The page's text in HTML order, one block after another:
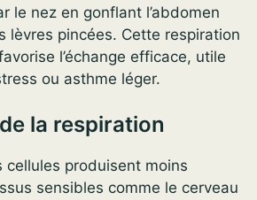
le nez en gonflant l’abdomen
lèvres pincées. Cette respiration
l’échange efficace, utile
ou asthme léger.
la respiration
cellules produisent moins
sensibles comme le cerveau